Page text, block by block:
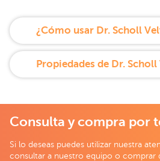
Consulta y compra por
Si lo deseas puedes utilizar nuestra
consultar a nuestro equipo o comprar